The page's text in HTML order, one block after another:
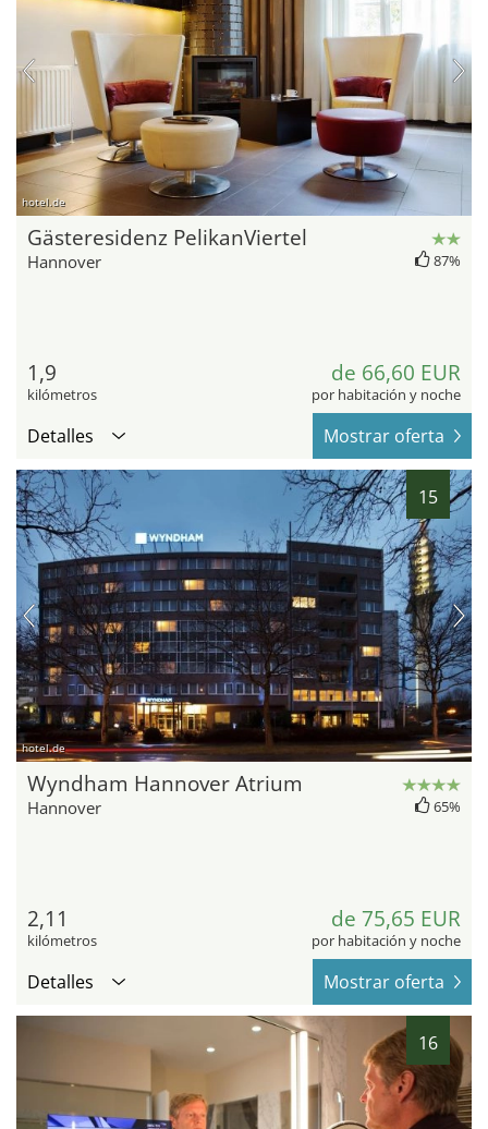
hotel.de
Gästeresidenz PelikanViertel
Hannover 87%
1,9
kilómetros
de 66,60 EUR
por habitación y noche
Detalles Mostrar oferta
15
hotel.de
Wyndham Hannover Atrium
Hannover 65%
2,11
kilómetros
de 75,65 EUR
por habitación y noche
Detalles Mostrar oferta
16